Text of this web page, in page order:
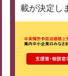
載が決定し